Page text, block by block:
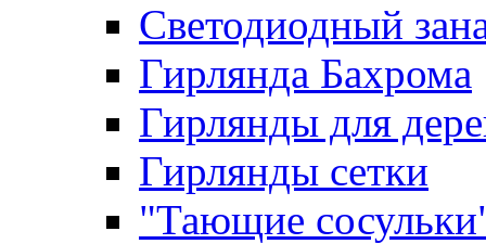
Светодиодный
Гирлянда Бахрома
Гирлянды для
Гирлянды сетки
"Тающие